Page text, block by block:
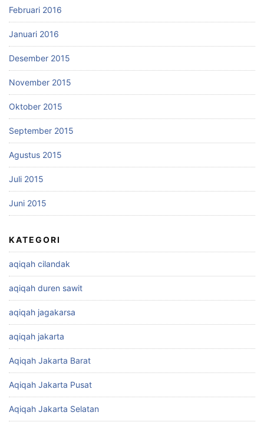
Februari 2016
Januari 2016
Desember 2015
November 2015
Oktober 2015
September 2015
Agustus 2015
Juli 2015
Juni 2015
KATEGORI
aqiqah cilandak
aqiqah duren sawit
aqiqah jagakarsa
aqiqah jakarta
Aqiqah Jakarta Barat
Aqiqah Jakarta Pusat
Aqiqah Jakarta Selatan